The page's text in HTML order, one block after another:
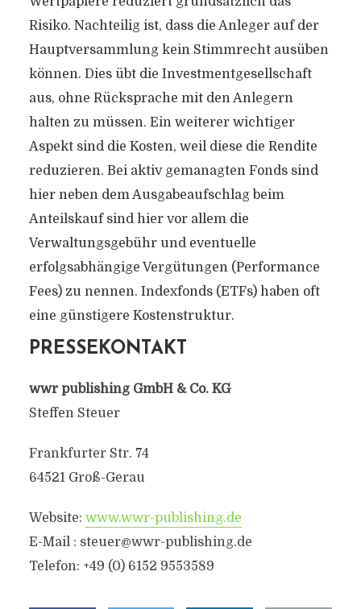
Risiko. Nachteilig ist, dass die Anleger auf der
Hauptversammlung kein Stimmrecht ausüben
können. Dies übt die Investmentgesellschaft
aus, ohne Rücksprache mit den Anlegern
halten zu müssen. Ein weiterer wichtiger
Aspekt sind die Kosten, weil diese die Rendite
reduzieren. Bei aktiv gemanagten Fonds sind
hier neben dem Ausgabeaufschlag beim
Anteilskauf sind hier vor allem die
Verwaltungsgebühr und eventuelle
erfolgsabhängige Vergütungen (Performance
Fees) zu nennen. Indexfonds (ETFs) haben oft
eine günstigere Kostenstruktur.
PRESSEKONTAKT
wwr publishing GmbH & Co. KG
Steffen Steuer
Frankfurter Str. 74
64521 Groß-Gerau
Website: www.wwr-publishing.de
E-Mail : steuer@wwr-publishing.de
Telefon: +49 (0) 6152 9553589